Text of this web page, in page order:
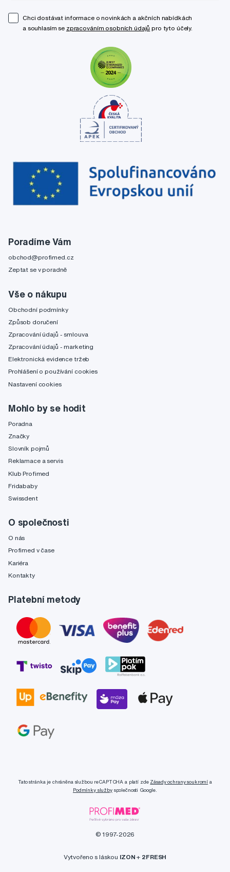
Poradíme Vám
obchod@profimed.cz
Zeptat se v poradně
Vše o nákupu
Obchodní podmínky
Způsob doručení
Zpracování údajů - smlouva
Zpracování údajů - marketing
Elektronická evidence tržeb
Prohlášení o používání cookies
Nastavení cookies
Mohlo by se hodit
Poradna
Značky
Slovník pojmů
Reklamace a servis
Klub Profimed
Fridababy
Swissdent
O společnosti
O nás
Profimed v čase
Kariéra
Kontakty
Platební metody
Chci dostávat informace o novinkách a akčních nabídkách
a souhlasím se zpracováním osobních údajů pro tyto účely.
Tato stránka je chráněna službou reCAPTCHA a platí zde Zásady ochrany soukromí a
Podmínky službyspolečnosti Google.
© 1997-2026
Vytvořeno s láskou IZON + 2FRESH